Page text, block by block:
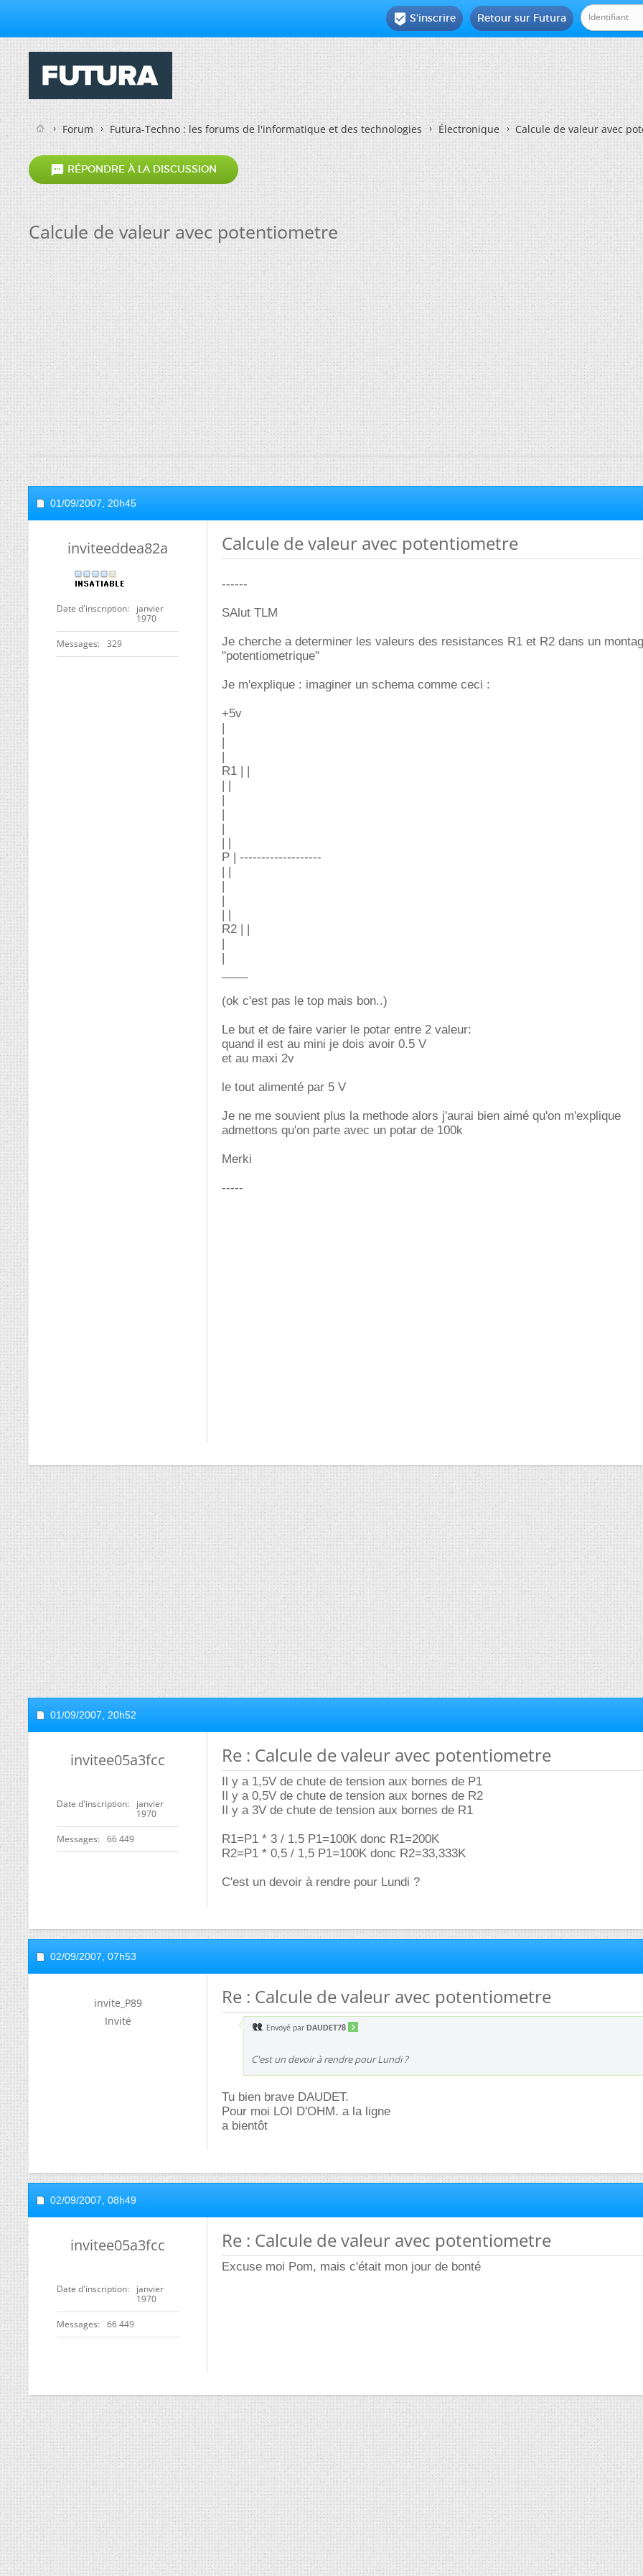
Retour sur Futura
 S'inscrire
Forum Futura-Techno : les forums de l'informatique et des technologies Électronique Calcule de valeur avec
 RÉPONDRE À LA DISCUSSION
Calcule de valeur avec potentiometre
01/09/2007, 20h45
inviteeddea82a
Date d'inscription
janvier
1970
Messages 329
Calcule de valeur avec potentiometre
------
SAlut TLM
Je cherche a determiner les valeurs des resistances R1 et R2 dans un
"potentiometrique"
Je m'explique : imaginer un schema comme ceci :
+5v
|
|
|
R1 | |
| |
|
|
|
| |
P | -------------------
| |
|
|
| |
R2 | |
|
|
(ok c'est pas le top mais bon..)
Le but et de faire varier le potar entre 2 valeur:
quand il est au mini je dois avoir 0.5 V
et au maxi 2v
le tout alimenté par 5 V
Je ne me souvient plus la methode alors j'aurai bien aimé qu'on m'explique
admettons qu'on parte avec un potar de 100k
Merki
-----
01/09/2007, 20h52
invitee05a3fcc
Date d'inscription
janvier
1970
Messages 66 449
Re : Calcule de valeur avec potentiometre
Il y a 1,5V de chute de tension aux bornes de P1
Il y a 0,5V de chute de tension aux bornes de R2
Il y a 3V de chute de tension aux bornes de R1
R1=P1 * 3 / 1,5 P1=100K donc R1=200K
R2=P1 * 0,5 / 1,5 P1=100K donc R2=33,333K
C'est un devoir à rendre pour Lundi ?
02/09/2007, 07h53
invite_P89
Invité
Re : Calcule de valeur avec potentiometre
Envoyé par DAUDET78
C'est un devoir à rendre pour Lundi ?
Tu bien brave DAUDET.
Pour moi LOI D'OHM. a la ligne
a bientôt
02/09/2007, 08h49
invitee05a3fcc
Date d'inscription
janvier
1970
Messages 66 449
Re : Calcule de valeur avec potentiometre
Excuse moi Pom, mais c'était mon jour de bonté